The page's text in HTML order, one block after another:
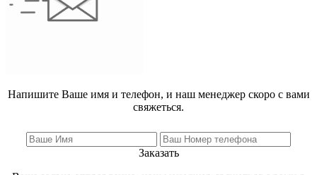
Напишите Ваше имя и телефон, и наш менеджер скоро с вами
свяжеться.
Заказать